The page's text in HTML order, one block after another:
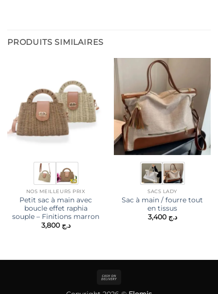
PRODUITS SIMILAIRES
NOS MEILLEURS PRIX
Petit sac à main avec
boucle effet raphia
souple – Finitions marron
د.ج 3,800
SACS LADY
Sac à main / fourre tout
en tissus
د.ج 3,400